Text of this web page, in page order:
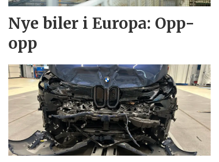
Nye biler i Europa: Opp-
opp